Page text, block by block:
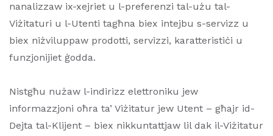
nanalizzaw ix-xejriet u l-preferenzi tal-użu tal-
Viżitaturi u l-Utenti tagħna biex intejbu s-servizz u
biex niżviluppaw prodotti, servizzi, karatteristiċi u
funzjonijiet ġodda.
Nistgħu nużaw l-indirizz elettroniku jew
informazzjoni oħra ta’ Viżitatur jew Utent – għajr id-
Dejta tal-Klijent – biex nikkuntattjaw lil dak il-Viżitatur